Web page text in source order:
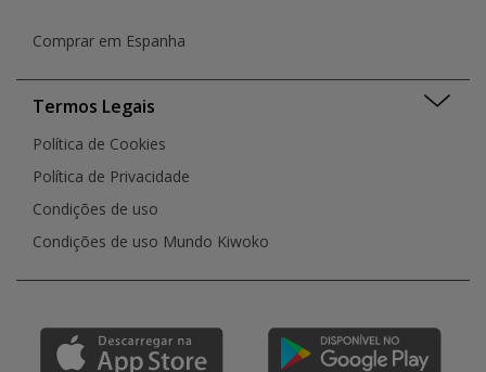
Comprar em Espanha
Termos Legais
Política de Cookies
Política de Privacidade
Condições de uso
Condições de uso Mundo Kiwoko